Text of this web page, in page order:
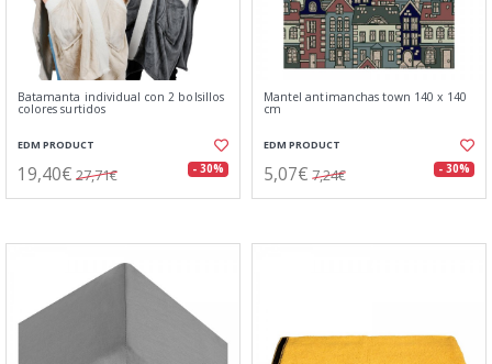
Batamanta individual con 2 bolsillos
colores surtidos
EDM PRODUCT
19,40€ 27,71€ - 30%
Mantel antimanchas town 140 x 140
cm
EDM PRODUCT
5,07€ 7,24€ - 30%